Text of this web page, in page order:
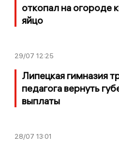
откопал на огороде
яйцо
29/07 12:25
Липецкая гимназия
педагога вернуть
выплаты
28/07 13:01